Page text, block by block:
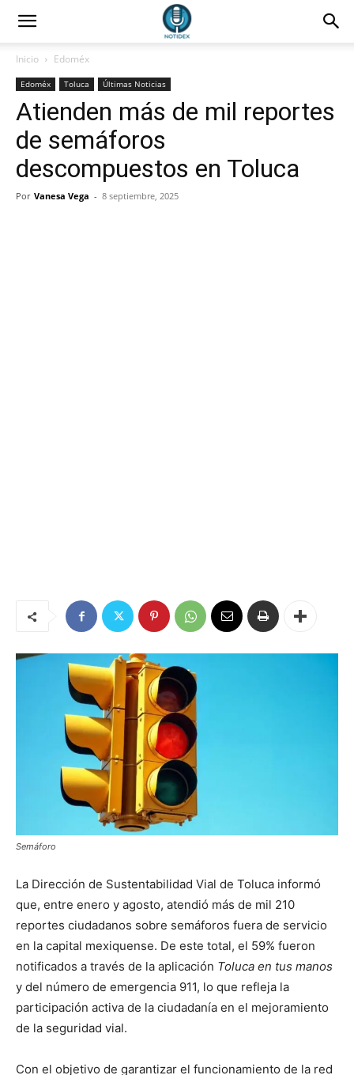
Inicio Edoméx
Edoméx Toluca Últimas Noticias
Atienden más de mil reportes
de semáforos
descompuestos en Toluca
Por Vanesa Vega - 8 septiembre, 2025
Semáforo
La Dirección de Sustentabilidad Vial de Toluca informó
que, entre enero y agosto, atendió más de mil 210
reportes ciudadanos sobre semáforos fuera de servicio
en la capital mexiquense. De este total, el 59% fueron
notificados a través de la aplicación Toluca en tus manos
y del número de emergencia 911, lo que refleja la
participación activa de la ciudadanía en el mejoramiento
de la seguridad vial.
Con el objetivo de garantizar el funcionamiento de la red